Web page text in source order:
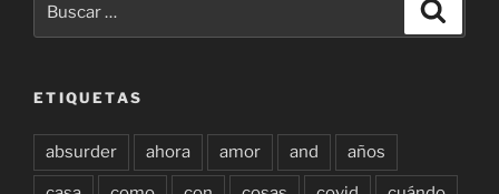
por:
ETIQUETAS
absurder ahora amor and años